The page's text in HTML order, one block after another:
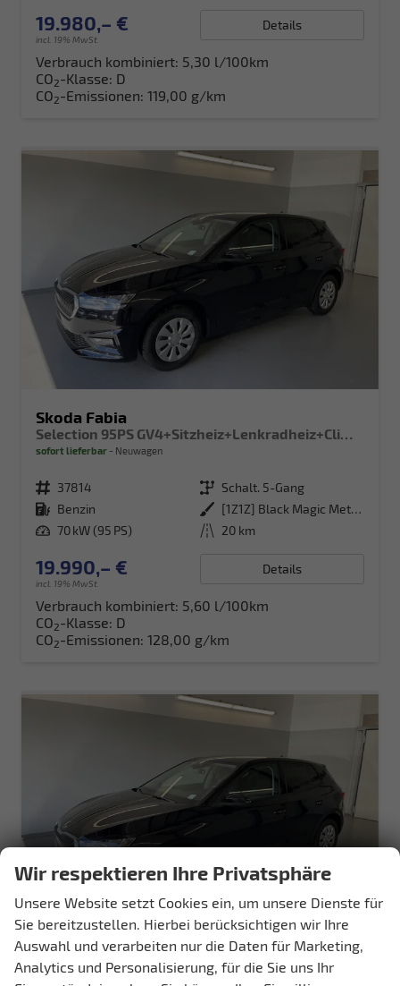
19.980,– €
incl. 19% MwSt.
Details
Verbrauch kombiniert: 5,30 l/100km
CO2-Klasse: D
CO2-Emissionen: 119,00 g/km
Skoda Fabia
sofort lieferbar Neuwagen
Fahrzeugnr. 37814 Getriebe Schalt. 5-Gang
Kraftstoff Benzin Außenfarbe
[1Z1Z] Black Magic Metallic
Leistung 70 kW (95 PS) Kilometerstand 20 km
19.990,– €
incl. 19% MwSt.
Details
Verbrauch kombiniert: 5,60 l/100km
CO2-Klasse: D
CO2-Emissionen: 128,00 g/km
Skoda Fabia
Wir respektieren Ihre Privatsphäre
Unsere Website setzt Cookies ein, um unsere Dienste für
Sie bereitzustellen. Hierbei berücksichtigen wir Ihre
Auswahl und verarbeiten nur die Daten für Marketing,
Analytics und Personalisierung, für die Sie uns Ihr